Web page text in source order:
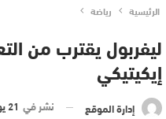
الرئيسية رياضة
ليفربول يقترب من
إيكيتيكي
إدارة الموقع نشر في 21 يوليو 2025 الساعة 21 و 48 دقيقة